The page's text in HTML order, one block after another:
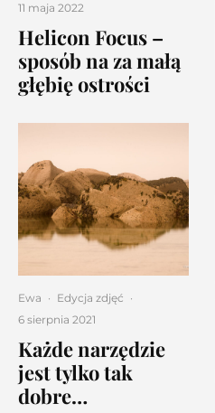
11 maja 2022
Helicon Focus –
sposób na za małą
głębię ostrości
Ewa · Edycja zdjęć ·
6 sierpnia 2021
Każde narzędzie
jest tylko tak
dobre…